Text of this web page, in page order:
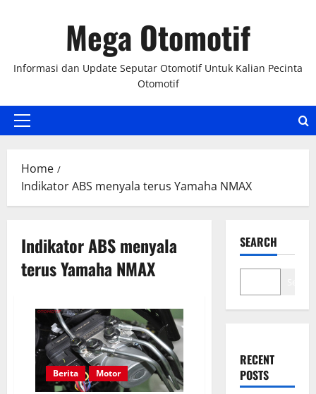
Mega Otomotif
Informasi dan Update Seputar Otomotif Untuk Kalian Pecinta
Otomotif
Primary
Home
Indikator ABS menyala terus Yamaha NMAX
Indikator ABS menyala
terus Yamaha NMAX
Berita Motor
SEARCH
RECENT
POSTS